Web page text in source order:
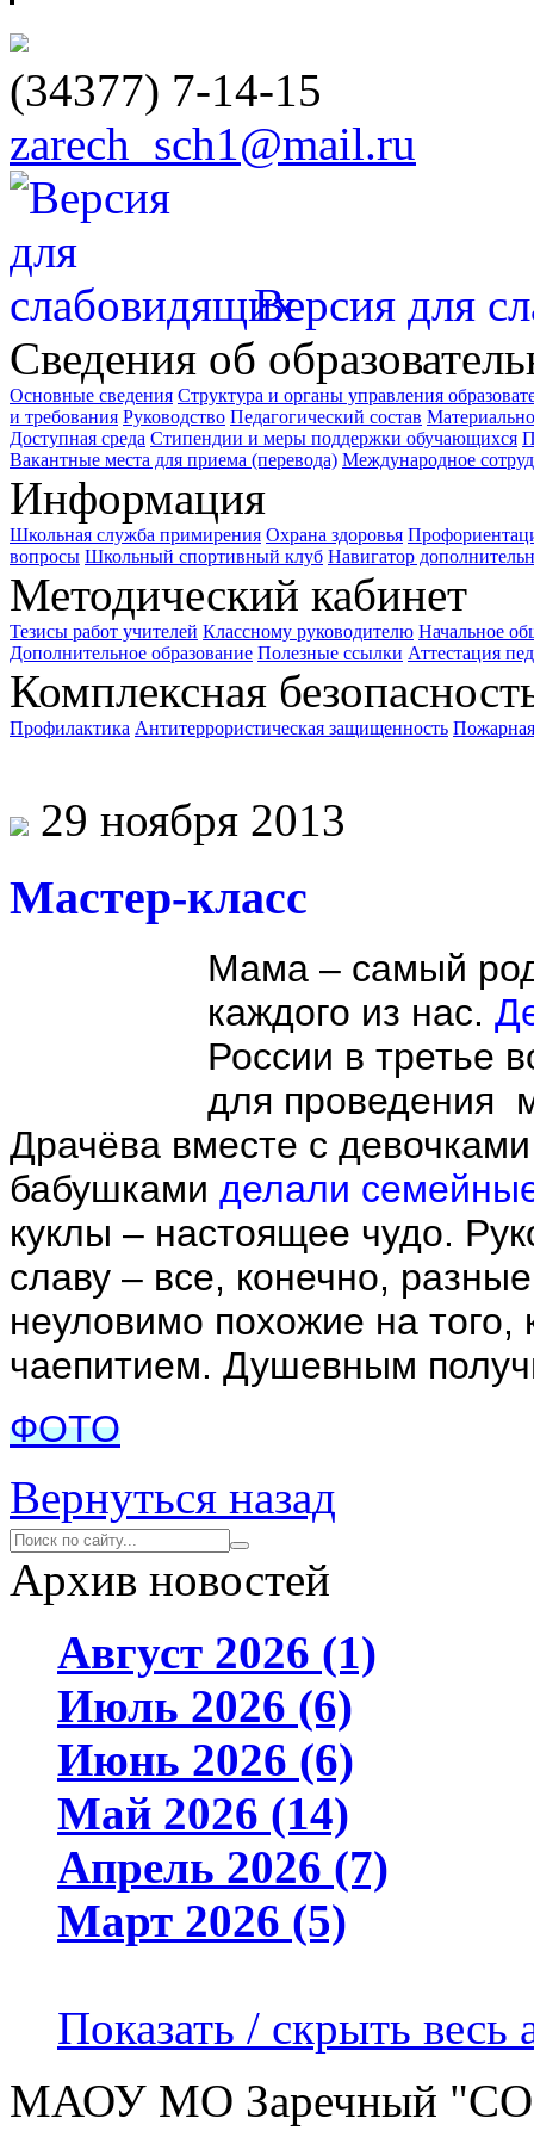
(34377) 7-14-15
zarech_sch1@mail.ru
Версия для
Сведения об
Основные сведения Структура и органы управления
и требования Руководство Педагогический состав
Доступная среда Стипендии и меры поддержки обучающихся
Вакантные места для приема (перевода) Международное
Информация
Школьная служба примирения Охрана здоровья
вопросы Школьный спортивный клуб Навигатор
Методический кабинет
Тезисы работ учителей Классному руководителю Начальное
Дополнительное образование Полезные ссылки Аттестация
Комплексная
Профилактика Антитеррористическая защищенность Пожарная
29 ноября 2013
Мастер-класс
Мама – самый
каждого из нас.
России в третье
для проведения
Драчёва вместе с
бабушками делали
куклы – настоящее чудо.
славу – все, конечно,
неуловимо похожие на того,
чаепитием. Душевным
ФОТО
Вернуться назад
Архив новостей
Август 2026 (1)
Июль 2026 (6)
Июнь 2026 (6)
Май 2026 (14)
Апрель 2026 (7)
Март 2026 (5)
Показать / скрыть весь
МАОУ МО Заречный